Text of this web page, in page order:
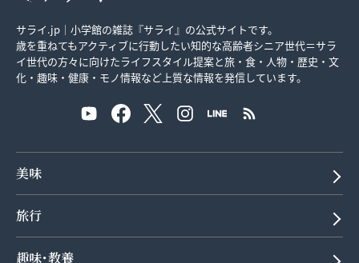
サライ.jp｜小学館の雑誌『サライ』の公式サイトです。
歳を重ねてもアクティブに行動したい知的な高齢者シニア世代＝サラ
イ世代の方々に向けたライフスタイル提案と旅・食・人物・歴史・文
化・趣味・健康・モノ情報など上質な情報を発信しています。
美味
旅行
趣味･教養